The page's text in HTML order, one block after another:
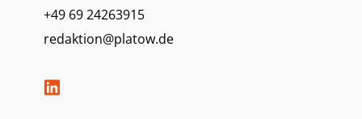
+49 69 24263915
redaktion@platow.de